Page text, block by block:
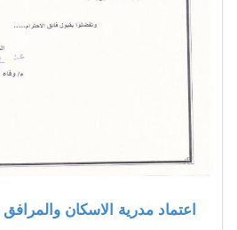
اعتماد مدرية الاسكان